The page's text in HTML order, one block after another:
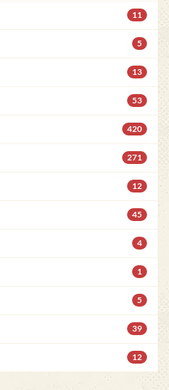
11
5
13
53
420
271
12
45
4
1
5
39
12